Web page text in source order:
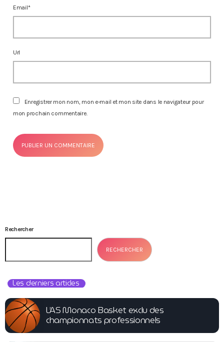
Email*
Url
Enregistrer mon nom, mon e-mail et mon site dans le navigateur pour
mon prochain commentaire.
Rechercher
RECHERCHER
Les derniers articles
L’AS Monaco Basket exclu des
championnats professionnels